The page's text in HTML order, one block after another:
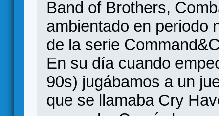
Band of Brothers,
ambientado en periodo
de la serie
En su día cuando
90s) jugábamos a un
que se llamaba Cry